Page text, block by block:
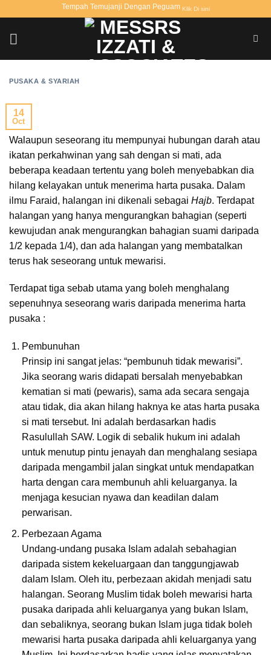
content
Tempah Temujanji Dengan Peguam Klik Di sini
PUSAKA & SYARIAH
14
Oct
Walaupun seseorang itu mempunyai hubungan darah atau
ikatan perkahwinan yang sah dengan si mati, ada
beberapa keadaan tertentu yang boleh menyebabkan dia
hilang kelayakan untuk menerima harta pusaka. Dalam
ilmu Faraid, halangan ini dikenali sebagai Hajb. Terdapat
halangan yang hanya mengurangkan bahagian (seperti
kewujudan anak mengurangkan bahagian suami daripada
1/2 kepada 1/4), dan ada halangan yang membatalkan
terus hak seseorang untuk mewarisi.
Terdapat tiga sebab utama yang boleh menghalang
sepenuhnya seseorang waris daripada menerima harta
pusaka :
Pembunuhan
Prinsip ini sangat jelas: “pembunuh tidak mewarisi”.
Jika seorang waris didapati bersalah menyebabkan
kematian si mati (pewaris), sama ada secara sengaja
atau tidak, dia akan hilang haknya ke atas harta pusaka
si mati tersebut. Ini adalah berdasarkan hadis
Rasulullah SAW. Logik di sebalik hukum ini adalah
untuk menutup pintu jenayah dan menghalang sesiapa
daripada mengambil jalan singkat untuk mendapatkan
harta dengan cara membunuh ahli keluarganya. Ia
menjaga kesucian nyawa dan keadilan dalam
perwarisan.
Perbezaan Agama
Undang-undang pusaka Islam adalah sebahagian
daripada sistem kekeluargaan dan tanggungjawab
dalam Islam. Oleh itu, perbezaan akidah menjadi satu
halangan. Seorang Muslim tidak boleh mewarisi harta
pusaka daripada ahli keluarganya yang bukan Islam,
dan sebaliknya, seorang bukan Islam juga tidak boleh
mewarisi harta pusaka daripada ahli keluarganya yang